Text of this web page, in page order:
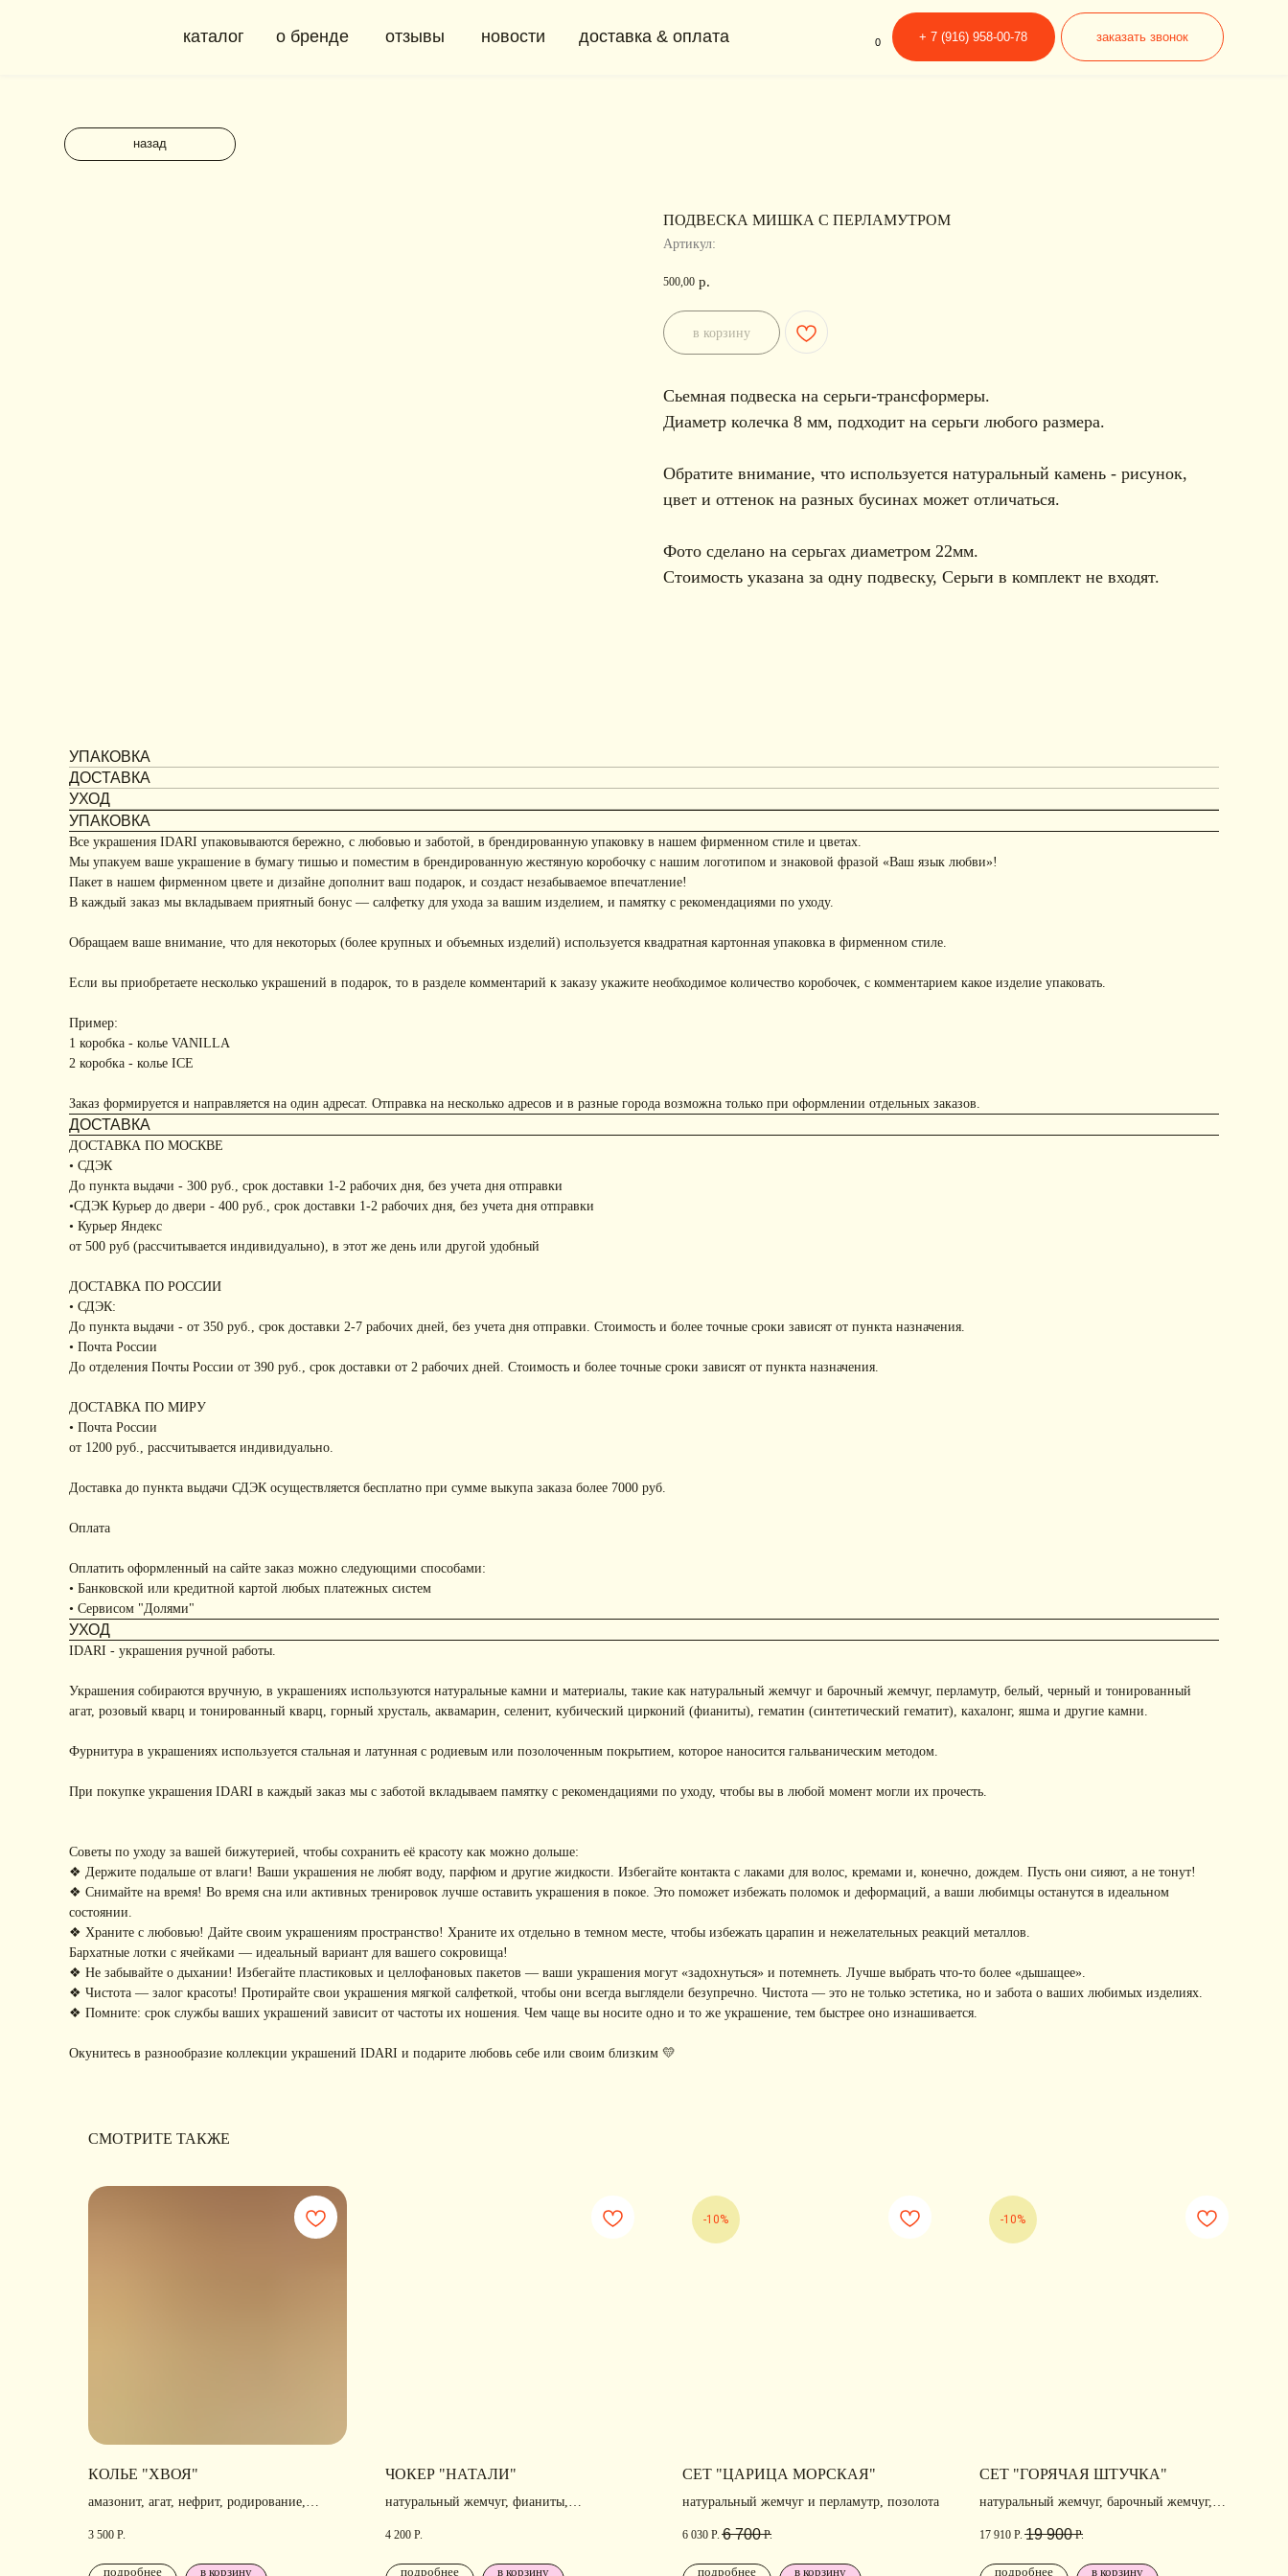
о бренде
каталог доставка & оплата
новости
отзывы заказать звонок
+ 7 (916) 958-00-78
назад
ПОДВЕСКА МИШКА С ПЕРЛАМУТРОМ
Артикул:
500,00 р.
в корзину
Сьемная подвеска на серьги-трансформеры.
Диаметр колечка 8 мм, подходит на серьги любого размера.
Обратите внимание, что используется натуральный камень - рисунок,
цвет и оттенок на разных бусинах может отличаться.
Фото сделано на серьгах диаметром 22мм.
Стоимость указана за одну подвеску, Серьги в комплект не входят.
УПАКОВКА
ДОСТАВКА
УХОД
УПАКОВКА
Все украшения IDARI упаковываются бережно, с любовью и заботой, в брендированную упаковку в нашем фирменном стиле и цветах.
Мы упакуем ваше украшение в бумагу тишью и поместим в брендированную жестяную коробочку с нашим логотипом и знаковой фразой «Ваш язык любви»!
Пакет в нашем фирменном цвете и дизайне дополнит ваш подарок, и создаст незабываемое впечатление!
В каждый заказ мы вкладываем приятный бонус — салфетку для ухода за вашим изделием, и памятку с рекомендациями по уходу.
Обращаем ваше внимание, что для некоторых (более крупных и объемных изделий) используется квадратная картонная упаковка в фирменном стиле.
Если вы приобретаете несколько украшений в подарок, то в разделе комментарий к заказу укажите необходимое количество коробочек, с комментарием какое изделие упаковать.
Пример:
1 коробка - колье VANILLA
2 коробка - колье ICE
Заказ формируется и направляется на один адресат. Отправка на несколько адресов и в разные города возможна только при оформлении отдельных заказов.
ДОСТАВКА
ДОСТАВКА ПО МОСКВЕ
• СДЭК
До пункта выдачи - 300 руб., срок доставки 1-2 рабочих дня, без учета дня отправки
•СДЭК Курьер до двери - 400 руб., срок доставки 1-2 рабочих дня, без учета дня отправки
• Курьер Яндекс
от 500 руб (рассчитывается индивидуально), в этот же день или другой удобный
ДОСТАВКА ПО РОССИИ
• СДЭК:
До пункта выдачи - от 350 руб., срок доставки 2-7 рабочих дней, без учета дня отправки. Стоимость и более точные сроки зависят от пункта назначения.
• Почта России
До отделения Почты России от 390 руб., срок доставки от 2 рабочих дней. Стоимость и более точные сроки зависят от пункта назначения.
ДОСТАВКА ПО МИРУ
• Почта России
от 1200 руб., рассчитывается индивидуально.
Доставка до пункта выдачи СДЭК осуществляется бесплатно при сумме выкупа заказа более 7000 руб.
Оплата
Оплатить оформленный на сайте заказ можно следующими способами:
• Банковской или кредитной картой любых платежных систем
• Сервисом "Долями"
УХОД
IDARI - украшения ручной работы.
Украшения собираются вручную, в украшениях используются натуральные камни и материалы, такие как натуральный жемчуг и барочный жемчуг, перламутр, белый, черный и тонированный
агат, розовый кварц и тонированный кварц, горный хрусталь, аквамарин, селенит, кубический цирконий (фианиты), гематин (синтетический гематит), кахалонг, яшма и другие камни.
Фурнитура в украшениях используется стальная и латунная с родиевым или позолоченным покрытием, которое наносится гальваническим методом.
При покупке украшения IDARI в каждый заказ мы с заботой вкладываем памятку с рекомендациями по уходу, чтобы вы в любой момент могли их прочесть.
Советы по уходу за вашей бижутерией, чтобы сохранить её красоту как можно дольше:
❖ Держите подальше от влаги! Ваши украшения не любят воду, парфюм и другие жидкости. Избегайте контакта с лаками для волос, кремами и, конечно, дождем. Пусть они сияют, а не тонут!
❖ Снимайте на время! Во время сна или активных тренировок лучше оставить украшения в покое. Это поможет избежать поломок и деформаций, а ваши любимцы останутся в идеальном
состоянии.
❖ Храните с любовью! Дайте своим украшениям пространство! Храните их отдельно в темном месте, чтобы избежать царапин и нежелательных реакций металлов.
Бархатные лотки с ячейками — идеальный вариант для вашего сокровища!
❖ Не забывайте о дыхании! Избегайте пластиковых и целлофановых пакетов — ваши украшения могут «задохнуться» и потемнеть. Лучше выбрать что-то более «дышащее».
❖ Чистота — залог красоты! Протирайте свои украшения мягкой салфеткой, чтобы они всегда выглядели безупречно. Чистота — это не только эстетика, но и забота о ваших любимых изделиях.
❖ Помните: срок службы ваших украшений зависит от частоты их ношения. Чем чаще вы носите одно и то же украшение, тем быстрее оно изнашивается.
Окунитесь в разнообразие коллекции украшений IDARI и подарите любовь себе или своим близким 💛
СМОТРИТЕ ТАКЖЕ
КОЛЬЕ "ХВОЯ"
амазонит, агат, нефрит, родирование,
3 500 Р.
подробнее в корзину
ЧОКЕР "НАТАЛИ"
натуральный жемчуг, фианиты,
4 200 Р.
подробнее в корзину
-10%
СЕТ "ЦАРИЦА МОРСКАЯ"
натуральный жемчуг и перламутр, позолота
6 030 Р. 6 700 Р.
подробнее в корзину
-10%
СЕТ "ГОРЯЧАЯ ШТУЧКА"
натуральный жемчуг, барочный жемчуг,
17 910 Р. 19 900 Р.
подробнее в корзину